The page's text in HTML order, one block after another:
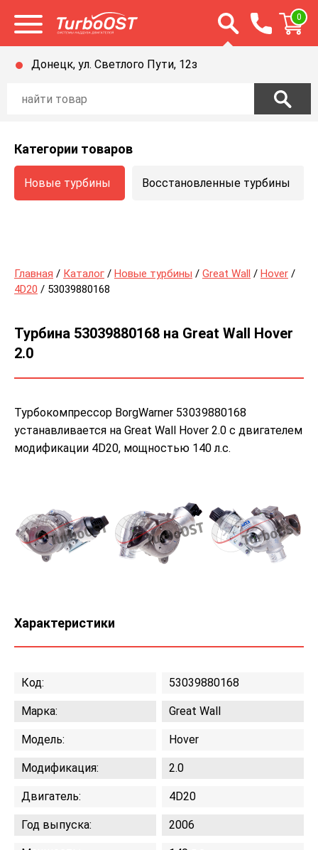
Открыть меню Открыть строку
0
Донецк, ул. Светлого Пути, 12з
Категории товаров
Новые турбины Восстановленные турбины
Главная / Каталог / Новые турбины / Great Wall / Hover /
4D20 / 53039880168
Турбина 53039880168 на Great Wall Hover
2.0
Турбокомпрессор BorgWarner 53039880168
устанавливается на Great Wall Hover 2.0 с двигателем
модификации 4D20, мощностью 140 л.с.
Характеристики
Код: 53039880168
Марка: Great Wall
Модель: Hover
Модификация: 2.0
Двигатель: 4D20
Год выпуска: 2006